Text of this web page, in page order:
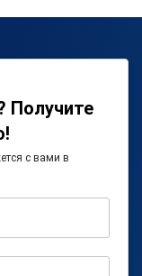
Получите
с вами в